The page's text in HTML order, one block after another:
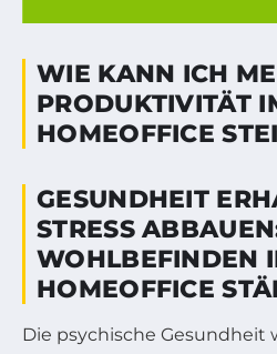
WIE KANN ICH
PRODUKTIVITÄT
HOMEOFFICE
GESUNDHEIT
STRESS
WOHLBEFINDEN
HOMEOFFICE
Die psychische Gesundheit